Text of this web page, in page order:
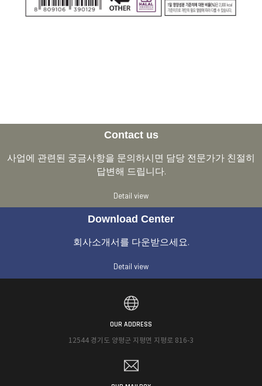
Contact us
사업에 관련된 궁금사항을 문의하시면 담당 전문가가 친절히
답변해 드립니다.
Detail view
Download Center
회사소개서를 다운받으세요.
Detail view
OUR ADDRESS
12544 경기도 양평군 지평면 지평로 816-3